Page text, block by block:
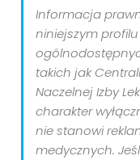
Informacja
niniejszym
takich jak
Naczelnej Izby
charakter
nie stanowi
medycznych.